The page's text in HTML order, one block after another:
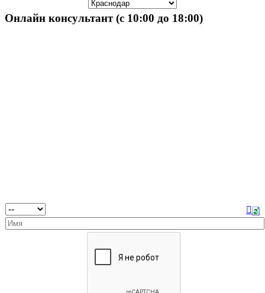
Онлайн консультант (с 10:00 до 18:00)